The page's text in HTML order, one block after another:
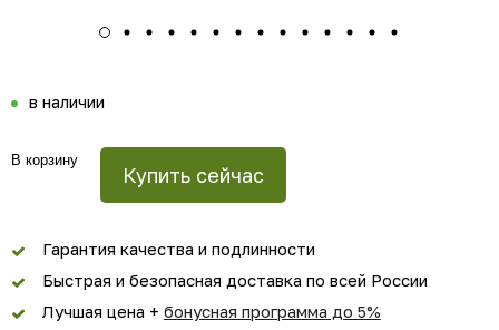
в наличии
В корзину
Купить сейчас
Гарантия качества и подлинности
Быстрая и безопасная доставка по всей России
Лучшая цена + бонусная программа до 5%